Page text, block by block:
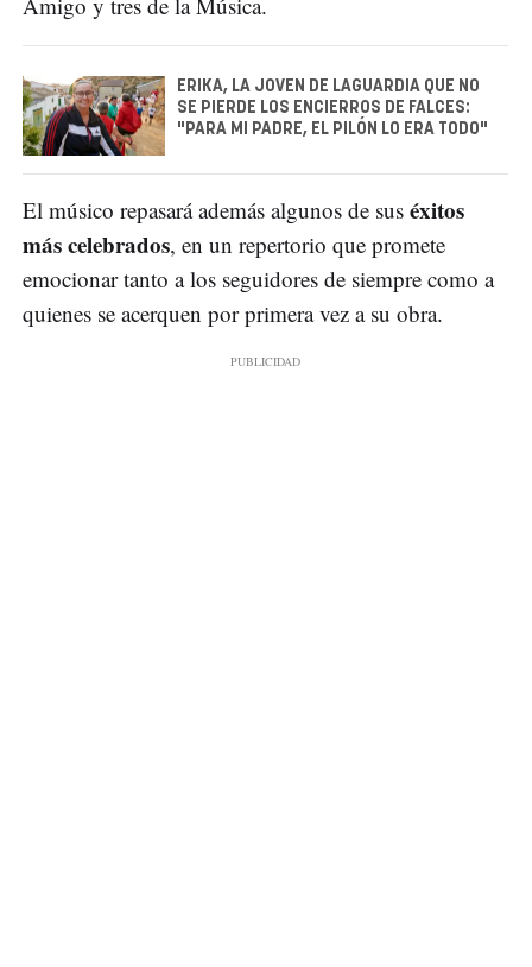
ERIKA, LA JOVEN DE LAGUARDIA QUE NO
SE PIERDE LOS ENCIERROS DE FALCES:
"PARA MI PADRE, EL PILÓN LO ERA TODO"
El músico repasará además algunos de sus éxitos
más celebrados, en un repertorio que promete
emocionar tanto a los seguidores de siempre como a
quienes se acerquen por primera vez a su obra.